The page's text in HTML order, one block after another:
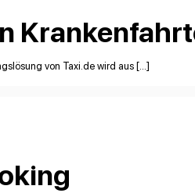
von Taxi.de wird aus […]